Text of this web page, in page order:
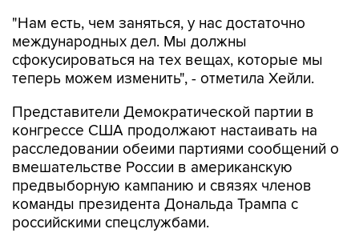
"Нам есть, чем заняться, у нас достаточно
международных дел. Мы должны
сфокусироваться на тех вещах, которые мы
теперь можем изменить", - отметила Хейли.
Представители Демократической партии в
конгрессе США продолжают настаивать на
расследовании обеими партиями сообщений о
вмешательстве России в американскую
предвыборную кампанию и связях членов
команды президента Дональда Трампа с
российскими спецслужбами.